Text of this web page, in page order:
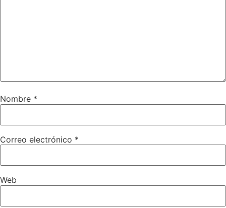
Nombre *
Correo electrónico *
Web